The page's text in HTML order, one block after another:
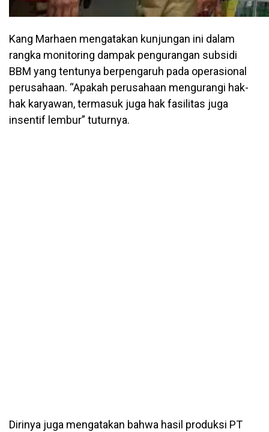
Kang Marhaen mengatakan kunjungan ini dalam
rangka monitoring dampak pengurangan subsidi
BBM yang tentunya berpengaruh pada operasional
perusahaan. “Apakah perusahaan mengurangi hak-
hak karyawan, termasuk juga hak fasilitas juga
insentif lembur” tuturnya.
Dirinya juga mengatakan bahwa hasil produksi PT